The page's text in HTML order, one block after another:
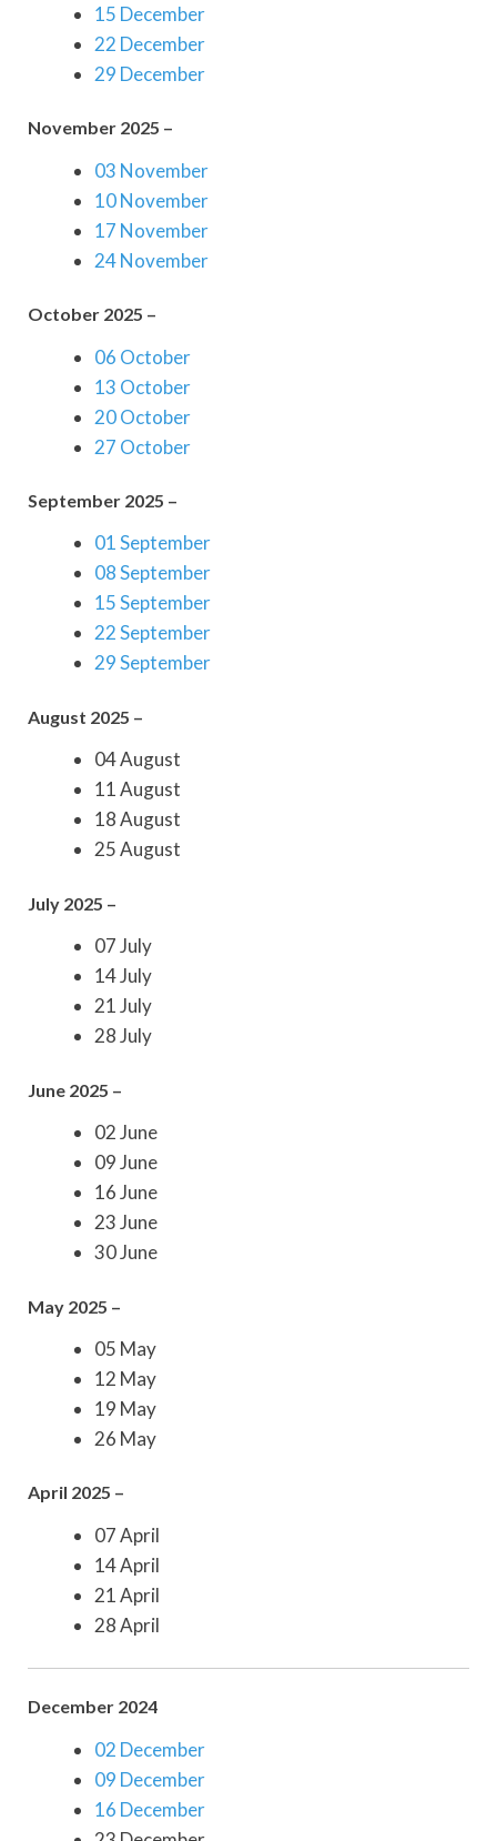
15 December
22 December
29 December
November 2025 –
03 November
10 November
17 November
24 November
October 2025 –
06 October
13 October
20 October
27 October
September 2025 –
01 September
08 September
15 September
22 September
29 September
August 2025 –
04 August
11 August
18 August
25 August
July 2025 –
07 July
14 July
21 July
28 July
June 2025 –
02 June
09 June
16 June
23 June
30 June
May 2025 –
05 May
12 May
19 May
26 May
April 2025 –
07 April
14 April
21 April
28 April
December 2024
02 December
09 December
16 December